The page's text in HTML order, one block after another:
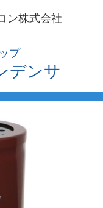
ン株式会社
プ
デンサ